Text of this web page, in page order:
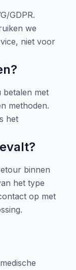
GDPR.
we
niet voor
betalen met
methoden.
het
binnen
het type
op met